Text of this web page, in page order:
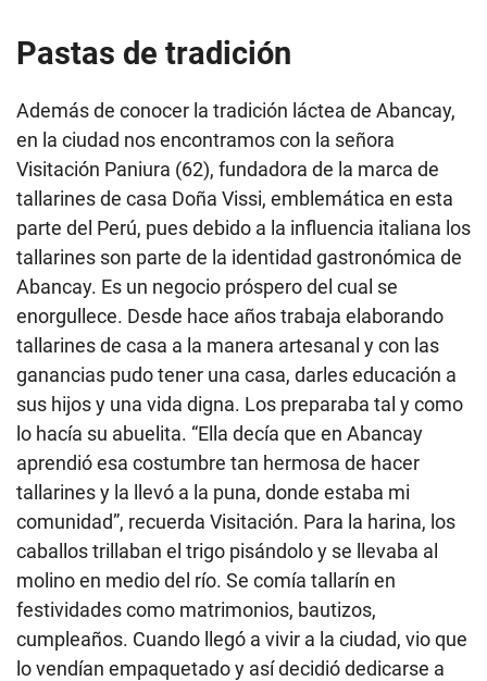
Pastas de tradición
Además de conocer la tradición láctea de Abancay,
en la ciudad nos encontramos con la señora
Visitación Paniura (62), fundadora de la marca de
tallarines de casa Doña Vissi, emblemática en esta
parte del Perú, pues debido a la influencia italiana los
tallarines son parte de la identidad gastronómica de
Abancay. Es un negocio próspero del cual se
enorgullece. Desde hace años trabaja elaborando
tallarines de casa a la manera artesanal y con las
ganancias pudo tener una casa, darles educación a
sus hijos y una vida digna. Los preparaba tal y como
lo hacía su abuelita. “Ella decía que en Abancay
aprendió esa costumbre tan hermosa de hacer
tallarines y la llevó a la puna, donde estaba mi
comunidad”, recuerda Visitación. Para la harina, los
caballos trillaban el trigo pisándolo y se llevaba al
molino en medio del río. Se comía tallarín en
festividades como matrimonios, bautizos,
cumpleaños. Cuando llegó a vivir a la ciudad, vio que
lo vendían empaquetado y así decidió dedicarse a